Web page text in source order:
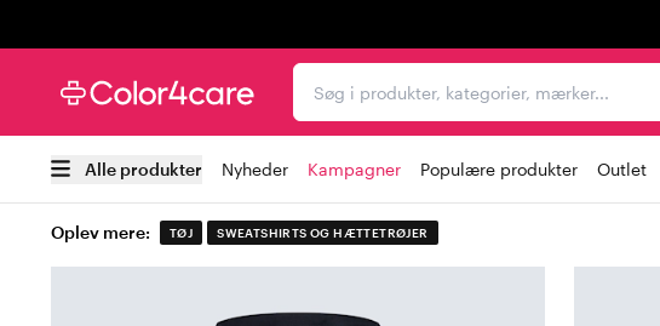
Søg i produkter, kategorier, mærker...
Alle produkter Nyheder Kampagner Populære produkter Outlet
Oplev mere: TØJ SWEATSHIRTS OG HÆTTETRØJER